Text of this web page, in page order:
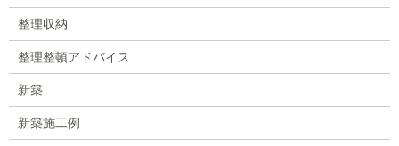
整理収納
整理整頓アドバイス
新築
新築施工例